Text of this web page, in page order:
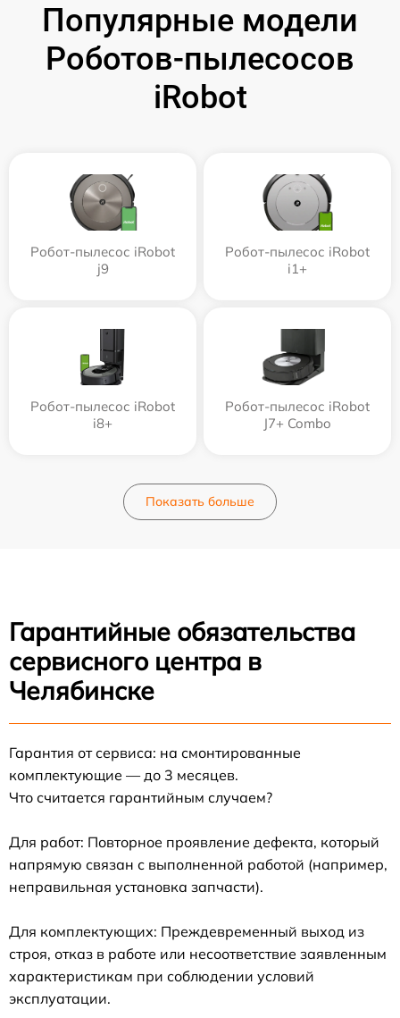
Популярные модели
Роботов-пылесосов
iRobot
Робот-пылесос iRobot
j9
Робот-пылесос iRobot
i1+
Робот-пылесос iRobot
i8+
Робот-пылесос iRobot
J7+ Combo
Показать больше
Гарантийные обязательства
сервисного центра в
Челябинске
Гарантия от сервиса: на смонтированные
комплектующие — до 3 месяцев.
Что считается гарантийным случаем?
Для работ: Повторное проявление дефекта, который
напрямую связан с выполненной работой (например,
неправильная установка запчасти).
Для комплектующих: Преждевременный выход из
строя, отказ в работе или несоответствие заявленным
характеристикам при соблюдении условий
эксплуатации.